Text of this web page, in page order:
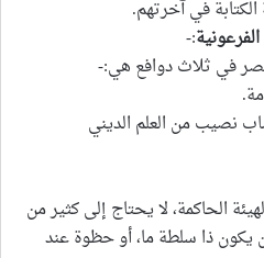
في آخرتهم.
:-
في ثلاث دوافع هي:-
نصيب من العلم الديني
الحاكمة، لا يحتاج إلى كثير من
يكون ذا سلطة ما، أو حظوة عند